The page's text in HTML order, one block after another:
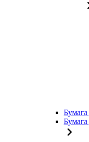
Бумага
Бумага